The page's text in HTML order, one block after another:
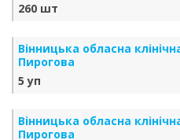
260 шт
Вінницька обласна
Пирогова
5 уп
Вінницька обласна
Пирогова